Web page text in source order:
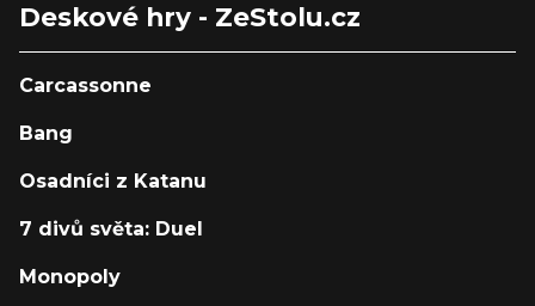
Deskové hry - ZeStolu.cz
Carcassonne
Bang
Osadníci z Katanu
7 divů světa: Duel
Monopoly